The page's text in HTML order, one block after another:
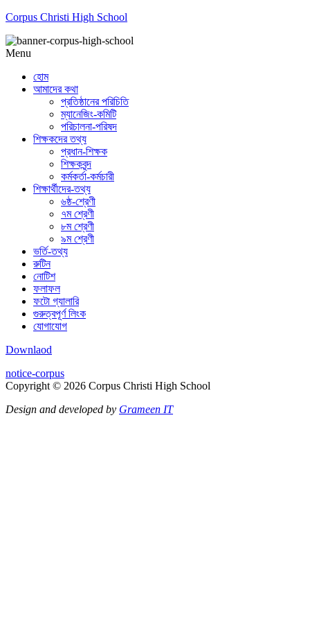
Corpus Christi High School
Menu
হোম
আমাদের কথা
প্রতিষ্ঠানের পরিচিতি
ম্যানেজিং-কমিটি
পরিচালনা-পরিষদ
শিক্ষকদের তথ্য
প্রধান-শিক্ষক
শিক্ষকবৃন্দ
কর্মকর্তা-কর্মচারী
শিক্ষার্থীদের-তথ্য
৬ষ্ঠ-শ্রেণী
৭ম শ্রেণী
৮ম শ্রেণী
৯ম শ্রেণী
ভর্তি-তথ্য
রুটিন
নোটিশ
ফলাফল
ফটো গ্যালারি
গুরুত্বপূর্ণ লিংক
যোগাযোগ
Downlaod
notice-corpus
Copyright © 2026 Corpus Christi High School
Design and developed by Grameen IT